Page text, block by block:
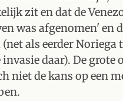
zit en dat de
was afgenomen' en
als eerder
invasie daar). De
niet de kans op een